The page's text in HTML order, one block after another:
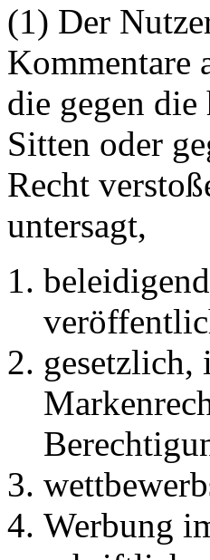
(1) Der
Kommentare
die gegen
Sitten oder
Recht
untersagt,
gesetzlich,
Werbung